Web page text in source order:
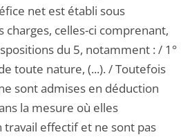
net est établi sous
celles-ci comprenant,
du 5, notamment : / 1°
toute nature, (...). / Toutefois
sont admises en déduction
la mesure où elles
effectif et ne sont pas